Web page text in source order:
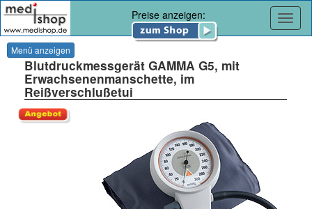
Preise anzeigen:
Menü anzeigen
Blutdruckmessgerät GAMMA G5, mit
Erwachsenenmanschette, im
Reißverschlußetui